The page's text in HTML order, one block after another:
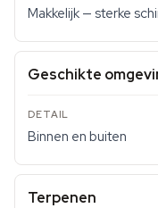
Makkelijk — sterke
Geschikte
Binnen en buiten
Terpenen